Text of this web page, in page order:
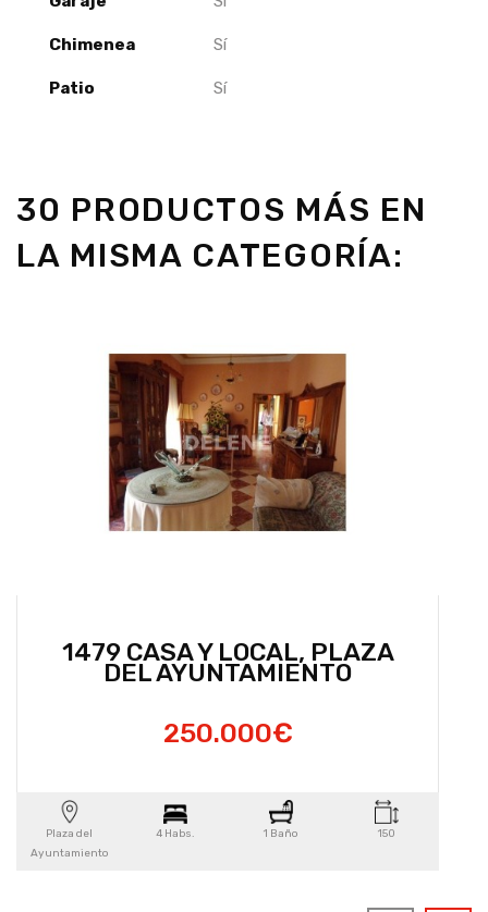
Chimenea Sí
Patio Sí
30 PRODUCTOS MÁS EN
LA MISMA CATEGORÍA:
1479 CASA Y LOCAL, PLAZA
DEL AYUNTAMIENTO
250.000€
Plaza del
Ayuntamiento
4 Habs. 1 Baño 150